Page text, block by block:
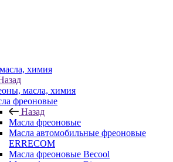
химия
масла, химия
фреоновые
Назад
Масла фреоновые
Масла автомобильные фреоновые
ERRECOM
Масла фреоновые Becool